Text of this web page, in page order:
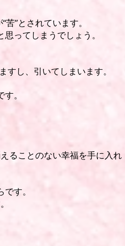
”とされています。
ってしまうでしょう。
し、引いてしまいます。
。
ることのない幸福を手に入れ
す。